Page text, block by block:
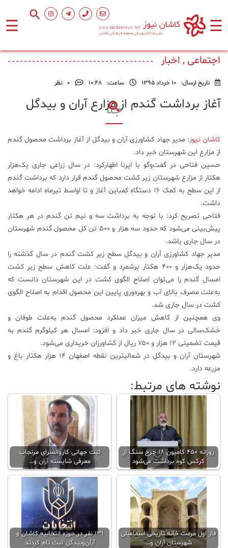
☰ ☰
اصلی
هنر
ورزشی
محیط
زیست
علم
و
فناوری
عکس
پادکست
مجله
فرهنگی
هنری
اجتماعی , اخبار
تاریخ ارسال: 10 خرداد 1395 ساعت: ۱۰:۴۸ 0 نظر
آغاز برداشت گندم از مزارع آران و بیدگل
کاشان نیوز : مدیر جهاد کشاورزی آران و بیدگل از آغاز برداشت محصول گندم
از مزارع این شهرستان خبر داد.
حسین فتاحی در گفت‌و‌گو با ایرنا اظهارکرد: در سال زراعی جاری یک‌هزار
هکتار از مزارع شهرستان زیر کشت محصول گندم قرار دارد که برداشت گندم
از این سطح به کمک ۱۶ دستگاه کمباین آغاز و تا اواسط تیرماه ادامه خواهد
داشت.
فتاحی تصریح کرد: با توجه به برداشت سه و نیم تن گندم در هر هکتار
پیش‌بینی می‌شود که حدود سه هزار و ۵۰۰ تن کل محصول گندم شهرستان
در سال جاری باشد.
مدیر جهاد کشاورزی آران و بیدگل سطح زیر کشت گندم در سال گذشته را
حدود یک‌هزار و ۴۰۰ هکتار برشمرد و گفت: علت کاهش سطح زیر کشت
امسال گندم را می‌توان اصلاح الگوی کشت در این شهرستان دانست که
به‌علت مصرف بالای آب و بهره‌وری پایین این محصول اقدام به اصلاح الگوی
کشت در سال جاری شد.
وی همچنین از کاهش میزان عملکرد محصول گندم به‌علت طوفان و
خشک‌سالی در سال جاری خبر داد و افزود: امسال هر کیلوگرم گندم به
قیمت تضمینی ۱۲ هزار و ۷۵۰ ریال از کشاورزان خریداری می‌شود.
شهرستان آران و بیدگل در شمالیترین نقطه اصفهان ۱۴ هزار هکتار باغ و
مزرعه دارد.
نوشته های مرتبط:
روزانه ۴۵۰ کامیون ۱۸ چرخ سنگ از
کرکس کوه برداشت می‌شود
ثبت جهانی کاروانسرای مرنجاب
معرفی شایسته آران و…
فاز اول مرمت خانه تاریخی اسماعیلی
شهرستان آران و…
۱۳۱ نفر در حوزه انتخابیه کاشان و
آران‌و‌بیدگل ثبت نام کردند